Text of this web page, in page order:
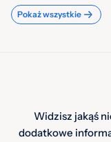
Pokaż wszystkie
Widzisz jakąś
dodatkowe